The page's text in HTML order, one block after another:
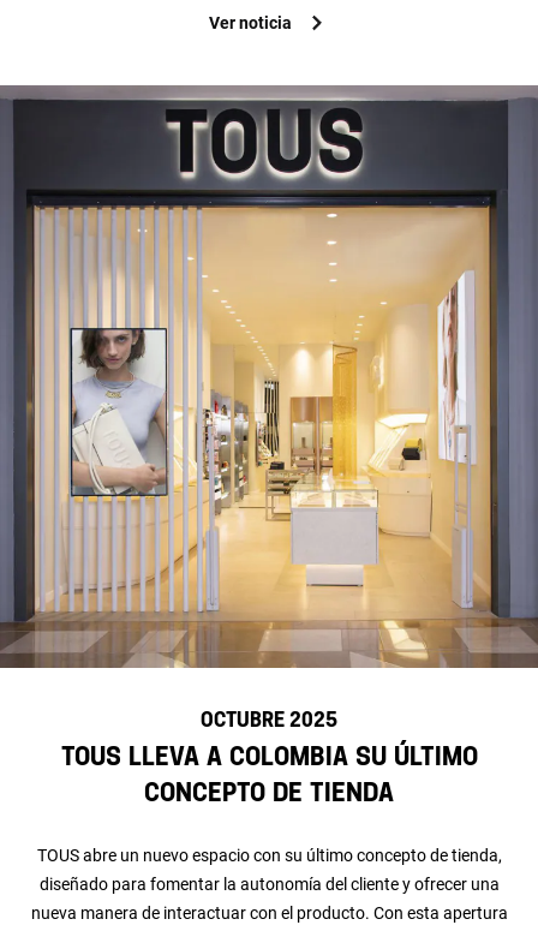
Ver noticia
OCTUBRE 2025
TOUS lleva a Colombia su último
concepto de tienda
TOUS abre un nuevo espacio con su último concepto de tienda,
diseñado para fomentar la autonomía del cliente y ofrecer una
nueva manera de interactuar con el producto. Con esta apertura